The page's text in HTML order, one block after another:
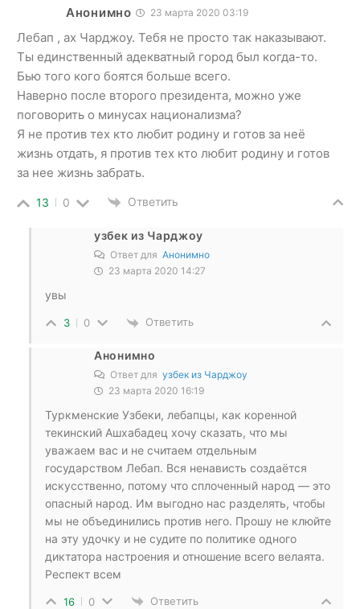
Анонимно 23 марта 2020 03:19
Лебап , ах Чарджоу. Тебя не просто так наказывают.
Ты единственный адекватный город был когда-то.
Бью того кого боятся больше всего.
Наверно после второго президента, можно уже
поговорить о минусах национализма?
Я не против тех кто любит родину и готов за неё
жизнь отдать, я против тех кто любит родину и готов
за нее жизнь забрать.
13 0 Ответить
узбек из Чарджоу
Ответ для Анонимно
23 марта 2020 14:27
увы
3 0 Ответить
Анонимно
Ответ для узбек из Чарджоу
23 марта 2020 16:19
Туркменские Узбеки, лебапцы, как коренной
текинский Ашхабадец хочу сказать, что мы
уважаем вас и не считаем отдельным
государством Лебап. Вся ненависть создаётся
искусственно, потому что сплоченный народ — это
опасный народ. Им выгодно нас разделять, чтобы
мы не объединились против него. Прошу не клюйте
на эту удочку и не судите по политике одного
диктатора настроения и отношение всего велаята.
Респект всем
16 0 Ответить